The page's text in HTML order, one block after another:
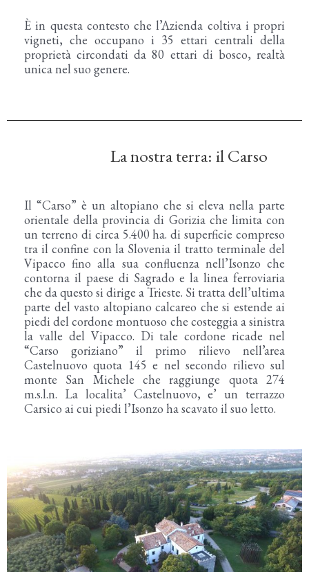
È in questa contesto che l’Azienda coltiva i propri
vigneti, che occupano i 35 ettari centrali della
proprietà circondati da 80 ettari di bosco, realtà
unica nel suo genere.
La nostra terra: il Carso
Il “Carso” è un altopiano che si eleva nella parte
orientale della provincia di Gorizia che limita con
un terreno di circa 5.400 ha. di superficie compreso
tra il confine con la Slovenia il tratto terminale del
Vipacco fino alla sua confluenza nell’Isonzo che
contorna il paese di Sagrado e la linea ferroviaria
che da questo si dirige a Trieste. Si tratta dell’ultima
parte del vasto altopiano calcareo che si estende ai
piedi del cordone montuoso che costeggia a sinistra
la valle del Vipacco. Di tale cordone ricade nel
“Carso goriziano” il primo rilievo nell’area
Castelnuovo quota 145 e nel secondo rilievo sul
monte San Michele che raggiunge quota 274
m.s.l.n. La localita’ Castelnuovo, e’ un terrazzo
Carsico ai cui piedi l’Isonzo ha scavato il suo letto.